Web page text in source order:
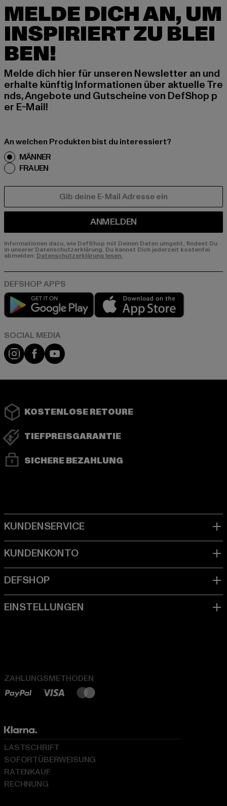
MELDE DICH AN, UM
INSPIRIERT ZU BLEI
BEN!
Melde dich hier für unseren Newsletter an und
erhalte künftig Informationen über aktuelle Tre
nds, Angebote und Gutscheine von DefShop p
er E-Mail!
An welchen Produkten bist du interessiert?
MÄNNER
FRAUEN
ANMELDEN
Informationen dazu, wie DefShop mit Deinen Daten umgeht, findest Du
in unserer Datenschutzerklärung. Du kannst Dich jederzeit kostenfei
abmelden. Datenschutzerklärung lesen.
Play market
Instagram
FacebookYouTube
KOSTENLOSE RETOURE
TIEFPREISGARANTIE
SICHERE BEZAHLUNG
ZAHLUNGSMETHODEN
LASTSCHRIFT
SOFORTÜBERWEISUNG
RATENKAUF
RECHNUNG